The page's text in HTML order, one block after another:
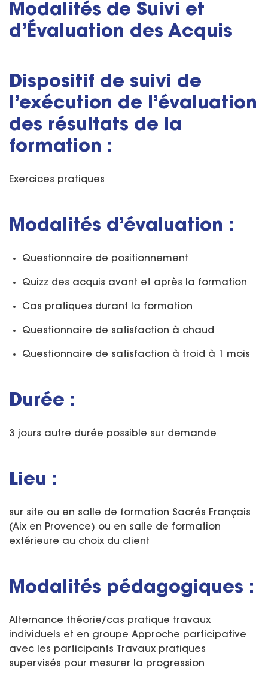
Modalités de Suivi et
d’Évaluation des Acquis
Dispositif de suivi de
l’exécution de l’évaluation
des résultats de la
formation :
Exercices pratiques
Modalités d’évaluation :
Questionnaire de positionnement
Quizz des acquis avant et après la formation
Cas pratiques durant la formation
Questionnaire de satisfaction à chaud
Questionnaire de satisfaction à froid à 1 mois
Durée :
3 jours autre durée possible sur demande
Lieu :
sur site ou en salle de formation Sacrés Français
(Aix en Provence) ou en salle de formation
extérieure au choix du client
Modalités pédagogiques :
Alternance théorie/cas pratique travaux
individuels et en groupe Approche participative
avec les participants Travaux pratiques
supervisés pour mesurer la progression